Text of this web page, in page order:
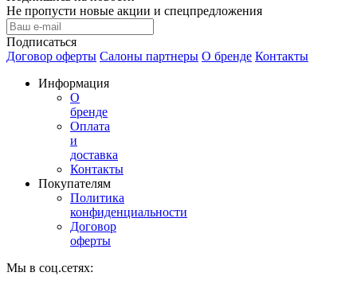
Не пропусти новые акции и спецпредложения
Подписаться
Договор оферты Салоны партнеры О бренде Контакты
Информация
О
бренде
Оплата
и
доставка
Контакты
Покупателям
Политика
конфиденциальности
Договор
оферты
Мы в соц.сетях: